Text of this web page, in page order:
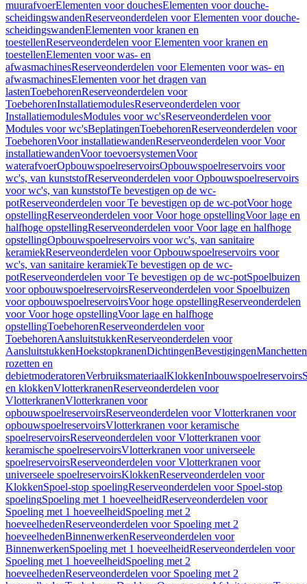
muurafvoerElementen voor douchesElementen voor douche-
scheidingswandenReserveonderdelen voor Elementen voor douche-
scheidingswandenElementen voor kranen en
toestellenReserveonderdelen voor Elementen voor kranen en
toestellenElementen voor was- en
afwasmachinesReserveonderdelen voor Elementen voor was- en
afwasmachinesElementen voor het dragen van
lastenToebehorenReserveonderdelen voor
ToebehorenInstallatiemodulesReserveonderdelen voor
InstallatiemodulesModules voor wc'sReserveonderdelen voor
Modules voor wc'sBeplatingenToebehorenReserveonderdelen voor
ToebehorenVoor installatiewandenReserveonderdelen voor Voor
installatiewandenVoor toevoersystemenVoor
waterafvoerOpbouwspoelreservoirsOpbouwspoelreservoirs voor
wc's, van kunststofReserveonderdelen voor Opbouwspoelreservoirs
voor wc's, van kunststofTe bevestigen op de wc-
potReserveonderdelen voor Te bevestigen op de wc-potVoor hoge
opstellingReserveonderdelen voor Voor hoge opstellingVoor lage en
halfhoge opstellingReserveonderdelen voor Voor lage en halfhoge
opstellingOpbouwspoelreservoirs voor wc's, van sanitaire
keramiekReserveonderdelen voor Opbouwspoelreservoirs voor
wc's, van sanitaire keramiekTe bevestigen op de wc-
potReserveonderdelen voor Te bevestigen op de wc-potSpoelbuizen
voor opbouwspoelreservoirsReserveonderdelen voor Spoelbuizen
voor opbouwspoelreservoirsVoor hoge opstellingReserveonderdelen
voor Voor hoge opstellingVoor lage en halfhoge
opstellingToebehorenReserveonderdelen voor
ToebehorenAansluitstukkenReserveonderdelen voor
AansluitstukkenHoekstopkranenDichtingenBevestigingenManchetten
rozetten en
debietmoderatorenVerbruiksmateriaalKlokkenInbouwspoelreservoirs
en klokkenVlotterkranenReserveonderdelen voor
VlotterkranenVlotterkranen voor
opbouwspoelreservoirsReserveonderdelen voor Vlotterkranen voor
opbouwspoelreservoirsVlotterkranen voor keramische
spoelreservoirsReserveonderdelen voor Vlotterkranen voor
keramische spoelreservoirsVlotterkranen voor universeele
spoelreservoirsReserveonderdelen voor Vlotterkranen voor
universeele spoelreservoirsKlokkenReserveonderdelen voor
KlokkenSpoel-stop spoelingReserveonderdelen voor Spoel-stop
spoelingSpoeling met 1 hoeveelheidReserveonderdelen voor
Spoeling met 1 hoeveelheidSpoeling met 2
hoeveelhedenReserveonderdelen voor Spoeling met 2
hoeveelhedenBinnenwerkenReserveonderdelen voor
BinnenwerkenSpoeling met 1 hoeveelheidReserveonderdelen voor
Spoeling met 1 hoeveelheidSpoeling met 2
hoeveelhedenReserveonderdelen voor Spoeling met 2